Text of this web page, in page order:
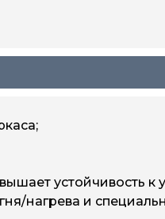
устойчивость
нагрева и